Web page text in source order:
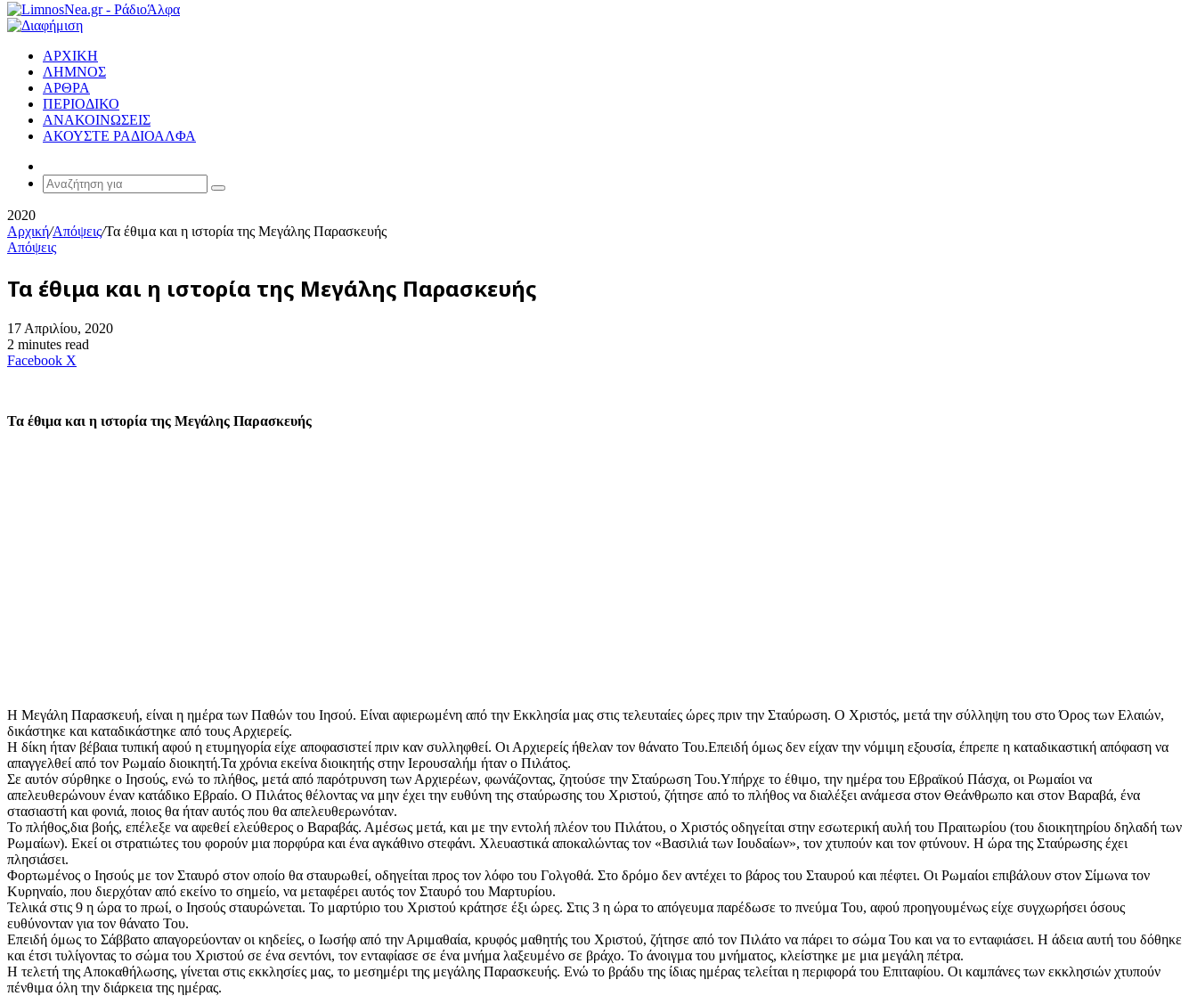
ΑΡΧΙΚΗ
ΛΗΜΝΟΣ
ΑΡΘΡΑ
ΠΕΡΙΟΔΙΚΟ
ΑΝΑΚΟΙΝΩΣΕΙΣ
ΑΚΟΥΣΤΕ ΡΑΔΙΟΑΛΦΑ
Article
Αναζήτηση
2020
Αρχική/Απόψεις/Τα έθιμα και η ιστορία της Μεγάλης Παρασκευής
Απόψεις
Τα έθιμα και η ιστορία της Μεγάλης Παρασκευής
17 Απριλίου, 2020
2 minutes read
Facebook X
Τα έθιμα και η ιστορία της Μεγάλης Παρασκευής
Η Μεγάλη Παρασκευή, είναι η ημέρα των Παθών του Ιησού. Είναι αφιερωμένη από την Εκκλησία μας στις τελευταίες ώρες πριν την Σταύρωση. Ο Χριστός, μετά την σύλληψη του στο Όρος των Ελαιών,
δικάστηκε και καταδικάστηκε από τους Αρχιερείς.
Η δίκη ήταν βέβαια τυπική αφού η ετυμηγορία είχε αποφασιστεί πριν καν συλληφθεί. Οι Αρχιερείς ήθελαν τον θάνατο Του.Επειδή όμως δεν είχαν την νόμιμη εξουσία, έπρεπε η καταδικαστική απόφαση να
απαγγελθεί από τον Ρωμαίο διοικητή.Τα χρόνια εκείνα διοικητής στην Ιερουσαλήμ ήταν ο Πιλάτος.
Σε αυτόν σύρθηκε ο Ιησούς, ενώ το πλήθος, μετά από παρότρυνση των Αρχιερέων, φωνάζοντας, ζητούσε την Σταύρωση Του.Υπήρχε το έθιμο, την ημέρα του Εβραϊκού Πάσχα, οι Ρωμαίοι να
απελευθερώνουν έναν κατάδικο Εβραίο. Ο Πιλάτος θέλοντας να μην έχει την ευθύνη της σταύρωσης του Χριστού, ζήτησε από το πλήθος να διαλέξει ανάμεσα στον Θεάνθρωπο και στον Βαραβά, ένα
στασιαστή και φονιά, ποιος θα ήταν αυτός που θα απελευθερωνόταν.
Το πλήθος,δια βοής, επέλεξε να αφεθεί ελεύθερος ο Βαραβάς. Αμέσως μετά, και με την εντολή πλέον του Πιλάτου, ο Χριστός οδηγείται στην εσωτερική αυλή του Πραιτωρίου (του διοικητηρίου δηλαδή των
Ρωμαίων). Εκεί οι στρατιώτες του φορούν μια πορφύρα και ένα αγκάθινο στεφάνι. Χλευαστικά αποκαλώντας τον «Βασιλιά των Ιουδαίων», τον χτυπούν και τον φτύνουν. Η ώρα της Σταύρωσης έχει
πλησιάσει.
Φορτωμένος ο Ιησούς με τον Σταυρό στον οποίο θα σταυρωθεί, οδηγείται προς τον λόφο του Γολγοθά. Στο δρόμο δεν αντέχει το βάρος του Σταυρού και πέφτει. Οι Ρωμαίοι επιβάλουν στον Σίμωνα τον
Κυρηναίο, που διερχόταν από εκείνο το σημείο, να μεταφέρει αυτός τον Σταυρό του Μαρτυρίου.
Τελικά στις 9 η ώρα το πρωί, ο Ιησούς σταυρώνεται. Το μαρτύριο του Χριστού κράτησε έξι ώρες. Στις 3 η ώρα το απόγευμα παρέδωσε το πνεύμα Του, αφού προηγουμένως είχε συγχωρήσει όσους
ευθύνονταν για τον θάνατο Του.
Επειδή όμως το Σάββατο απαγορεύονταν οι κηδείες, ο Ιωσήφ από την Αριμαθαία, κρυφός μαθητής του Χριστού, ζήτησε από τον Πιλάτο να πάρει το σώμα Του και να το ενταφιάσει. Η άδεια αυτή του δόθηκε
και έτσι τυλίγοντας το σώμα του Χριστού σε ένα σεντόνι, τον ενταφίασε σε ένα μνήμα λαξευμένο σε βράχο. Το άνοιγμα του μνήματος, κλείστηκε με μια μεγάλη πέτρα.
Η τελετή της Αποκαθήλωσης, γίνεται στις εκκλησίες μας, το μεσημέρι της μεγάλης Παρασκευής. Ενώ το βράδυ της ίδιας ημέρας τελείται η περιφορά του Επιταφίου. Οι καμπάνες των εκκλησιών χτυπούν
πένθιμα όλη την διάρκεια της ημέρας.